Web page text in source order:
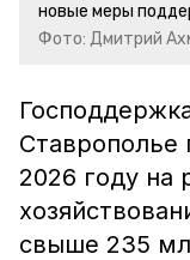
новые меры
Фото: Дмитрий
Ставрополье
2026 году на
свыше 235